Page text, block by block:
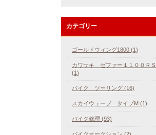
カテゴリー
ゴールドウィング1800 (1)
カワサキ ゼファー１１００ＲＳ
(1)
バイク ツーリング (16)
スカイウェーブ タイプM (1)
バイク修理 (93)